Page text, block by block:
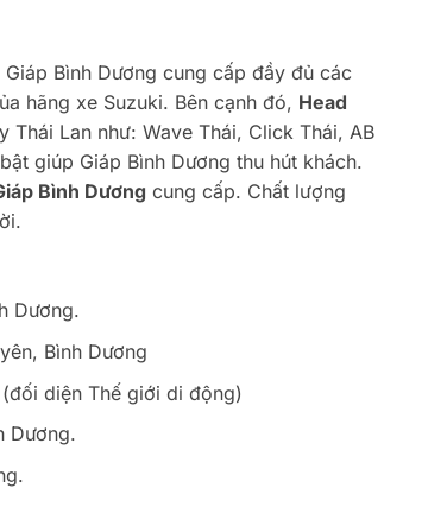
Bình Dương cung cấp đầy đủ các
hãng xe Suzuki. Bên cạnh đó, Head
Lan như: Wave Thái, Click Thái, AB
giúp Giáp Bình Dương thu hút khách.
Bình Dương cung cấp. Chất lượng
Dương.
Bình Dương
diện Thế giới di động)
Dương.